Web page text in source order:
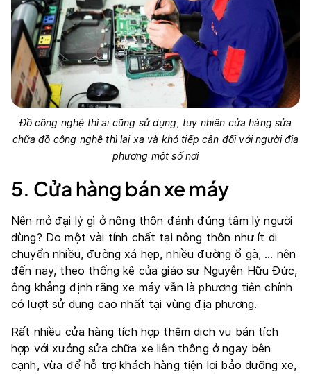
Đồ công nghệ thì ai cũng sử dụng, tuy nhiên cửa hàng sửa
chữa đồ công nghệ thì lại xa và khó tiếp cận đối với người địa
phương một số nơi
5. Cửa hàng bán xe máy
Nên mở đại lý gì ở nông thôn đánh đúng tâm lý người
dùng? Do một vài tính chất tại nông thôn như ít di
chuyển nhiều, đường xá hẹp, nhiều đường ổ gà, … nên
đến nay, theo thống kê của giáo sư Nguyễn Hữu Đức,
ông khẳng định rằng xe máy vẫn là phương tiên chính
có lượt sử dụng cao nhất tại vùng địa phương.
Rất nhiều cửa hàng tích hợp thêm dịch vụ bán tích
hợp với xưởng sửa chữa xe liên thông ở ngay bên
cạnh, vừa để hỗ trợ khách hàng tiện lợi bảo dưỡng xe,